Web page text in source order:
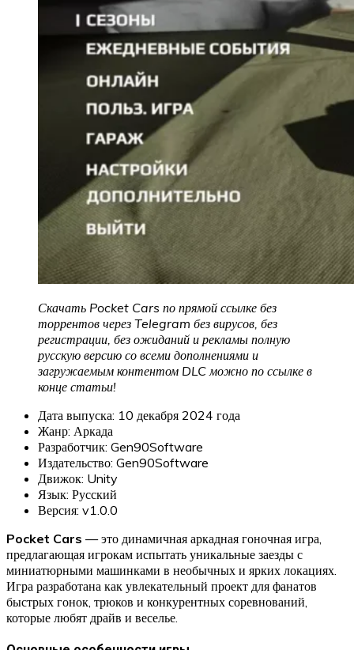
Скачать Pocket Cars по прямой ссылке без
торрентов через Telegram без вирусов, без
регистрации, без ожиданий и рекламы полную
русскую версию со всеми дополнениями и
загружаемым контентом DLC можно по ссылке в
конце статьи!
Дата выпуска: 10 декабря 2024 года
Жанр: Аркада
Разработчик: Gen90Software
Издательство: Gen90Software
Движок: Unity
Язык: Русский
Версия: v1.0.0
Pocket Cars — это динамичная аркадная гоночная игра,
предлагающая игрокам испытать уникальные заезды с
миниатюрными машинками в необычных и ярких локациях.
Игра разработана как увлекательный проект для фанатов
быстрых гонок, трюков и конкурентных соревнований,
которые любят драйв и веселье.